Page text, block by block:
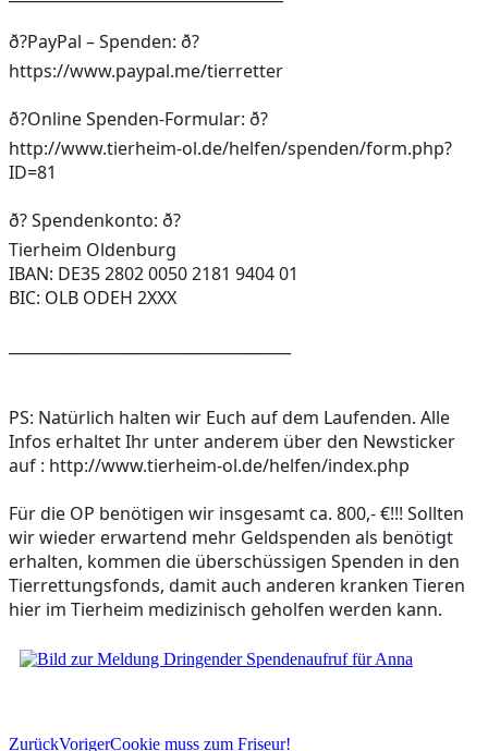
ð?PayPal – Spenden: ð?
https://www.paypal.me/tierretter
ð?Online Spenden-Formular: ð?
http://www.tierheim-ol.de/helfen/spenden/form.php?
ID=81
ð? Spendenkonto: ð?
Tierheim Oldenburg
IBAN: DE35 2802 0050 2181 9404 01
BIC: OLB ODEH 2XXX
PS: Natürlich halten wir Euch auf dem Laufenden. Alle
Infos erhaltet Ihr unter anderem über den Newsticker
auf : http://www.tierheim-ol.de/helfen/index.php
Für die OP benötigen wir insgesamt ca. 800,- €!!! Sollten
wir wieder erwartend mehr Geldspenden als benötigt
erhalten, kommen die überschüssigen Spenden in den
Tierrettungsfonds, damit auch anderen kranken Tieren
hier im Tierheim medizinisch geholfen werden kann.
ZurückVorigerCookie muss zum Friseur!